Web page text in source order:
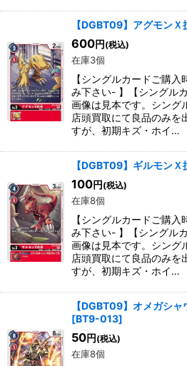
【DGBT09】アグモンＸ
600円 (税込)
在庫3個
【シングルカードご購
み下さい- 】【シングル
画像は見本です。シング
店頭買取にて良品のみを
すが、初期キズ・ホイ…
【DGBT09】ギルモンＸ
100円 (税込)
在庫8個
【シングルカードご購
み下さい- 】【シングル
画像は見本です。シング
店頭買取にて良品のみを
すが、初期キズ・ホイ…
【DGBT09】オメガシャ
[BT9-013]
50円 (税込)
在庫8個